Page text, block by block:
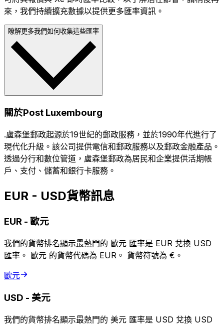
來，我們持續擴充數據以提供更多匯率資訊。
瞭解更多我們如何收集這些匯率
關於Post Luxembourg
.盧森堡郵政起源於19世紀的郵政服務，並於1990年代進行了
現代化升級。該公司提供電信和郵政服務以及郵政金融產品。
透過分行和數位管道，盧森堡郵政為居民和企業提供活期帳
戶、支付、儲蓄和銀行卡服務。
EUR - USD貨幣訊息
EUR - 歐元
我們的貨幣排名顯示最熱門的 歐元 匯率是 EUR 兌換 USD
匯率。 歐元 的貨幣代碼為 EUR。 貨幣符號為 €。
歐元
USD - 美元
我們的貨幣排名顯示最熱門的 美元 匯率是 USD 兌換 USD